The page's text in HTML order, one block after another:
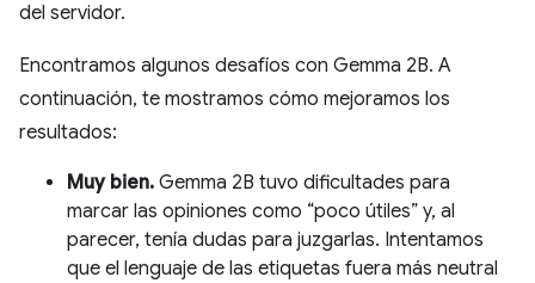
del servidor.
Encontramos algunos desafíos con Gemma 2B. A
continuación, te mostramos cómo mejoramos los
resultados:
Muy bien. Gemma 2B tuvo dificultades para
marcar las opiniones como “poco útiles” y, al
parecer, tenía dudas para juzgarlas. Intentamos
que el lenguaje de las etiquetas fuera más neutral